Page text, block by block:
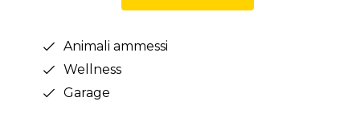
Animali ammessi
Wellness
Garage